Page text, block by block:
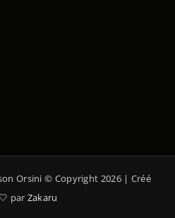
Orsini © Copyright 2026 | Créé
par Zakaru